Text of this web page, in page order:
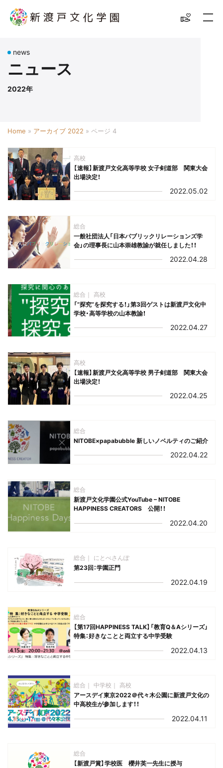
news
ニュース
2022年
Home » アーカイブ 2022 » ページ 4
高校
【速報】新渡戸文化高等学校 女子剣道部 関東大会
出場決定！
2022.05.02
総合
一般社団法人「日本パブリックリレーションズ学
会」の理事長に山本崇雄教諭が就任しました！！
2022.04.28
総合
高校
「”探究”を探究する！」第3回ゲストは新渡戸文化中
学校・高等学校の山本教諭！
2022.04.27
高校
【速報】新渡戸文化高等学校 男子剣道部 関東大会
出場決定！
2022.04.25
総合
NITOBE×papabubble 新しいノベルティのご紹介
2022.04.22
総合
新渡戸文化学園公式YouTube – NITOBE
HAPPINESS CREATORS 公開！！
2022.04.20
総合
にとべさんぽ
第23回：学園正門
2022.04.19
総合
【第17回HAPPINESS TALK】「教育Q＆Aシリーズ」
特集：好きなことと両立する中学受験
2022.04.13
総合 中学校
高校
アースデイ東京2022＠代々木公園に新渡戸文化の
中高校生が参加します！！
2022.04.11
総合
【新渡戸賞】学校医 櫻井英一先生に授与